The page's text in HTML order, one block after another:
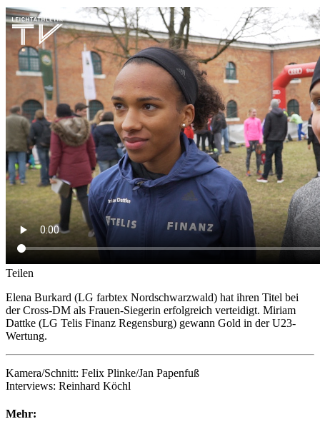
Teilen
Elena Burkard (LG farbtex Nordschwarzwald) hat ihren Titel bei
der Cross-DM als Frauen-Siegerin erfolgreich verteidigt. Miriam
Dattke (LG Telis Finanz Regensburg) gewann Gold in der U23-
Wertung.
Kamera/Schnitt: Felix Plinke/Jan Papenfuß
Interviews: Reinhard Köchl
Mehr: